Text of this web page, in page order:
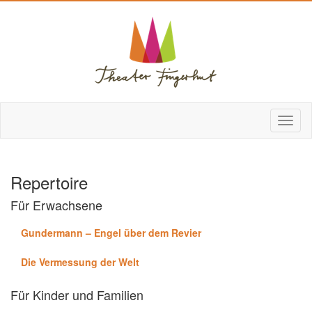
Repertoire
Für Erwachsene
Gundermann – Engel über dem Revier
Die Vermessung der Welt
Für Kinder und Familien